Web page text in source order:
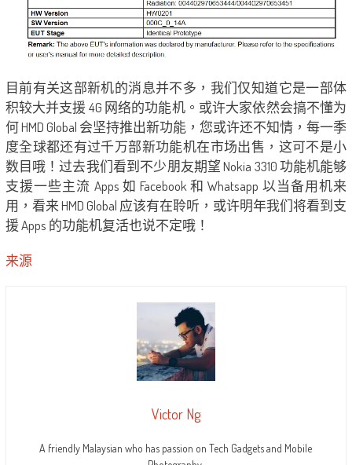
目前有关这部新机的消息并不多，我们仅知道它是一部体
积较大并支援 4G 网络的功能机。或许大家依然会搞不懂为
何 HMD Global 会坚持推出新功能，您或许还不知情，每一季
度全球都还有过千万部新功能机在市场出售，这可不是小
数目哦！过去我们看到不少朋友期望 Nokia 3310 功能机能够
支援一些主流 Apps 如 Facebook 和 Whatsapp 以当备用机来
用，看来 HMD Global 应该有在聆听，或许明年我们将看到支
援 Apps 的功能机复活也说不定哦！
来源
Victor Ng
A friendly Malaysian who has passion on Tech Gadgets and Mobile